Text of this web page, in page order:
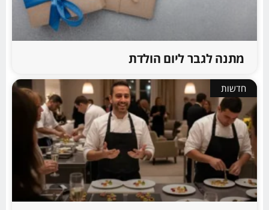
מתנה לגבר ליום הולדת
חדשות